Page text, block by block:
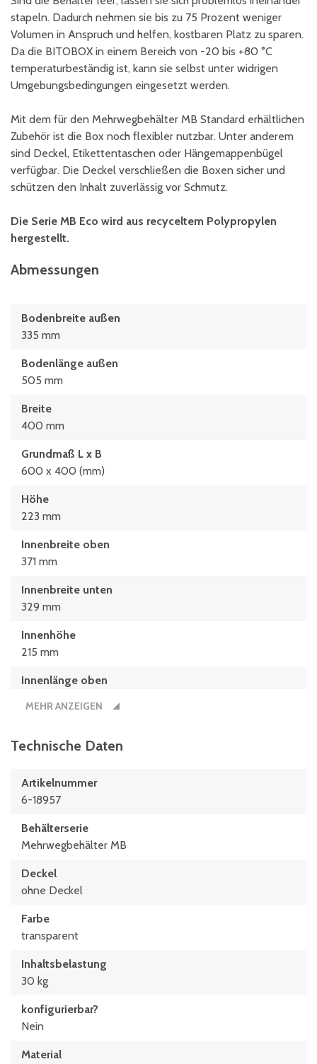
stapeln. Dadurch nehmen sie bis zu 75 Prozent weniger
Volumen in Anspruch und helfen, kostbaren Platz zu sparen.
Da die BITOBOX in einem Bereich von -20 bis +80 °C
temperaturbeständig ist, kann sie selbst unter widrigen
Umgebungsbedingungen eingesetzt werden.
Mit dem für den Mehrwegbehälter MB Standard erhältlichen
Zubehör ist die Box noch flexibler nutzbar. Unter anderem
sind Deckel, Etikettentaschen oder Hängemappenbügel
verfügbar. Die Deckel verschließen die Boxen sicher und
schützen den Inhalt zuverlässig vor Schmutz.
Die Serie MB Eco wird aus recyceltem Polypropylen
hergestellt.
Abmessungen
Bodenbreite außen
335 mm
Bodenlänge außen
505 mm
Breite
400 mm
Grundmaß L x B
600 x 400 (mm)
Höhe
223 mm
Innenbreite oben
371 mm
Innenbreite unten
329 mm
Innenhöhe
215 mm
Innenlänge oben
498 mm
600 mm
MEHR ANZEIGEN
Technische Daten
Artikelnummer
6-18957
Behälterserie
Mehrwegbehälter MB
Deckel
ohne Deckel
Farbe
transparent
Inhaltsbelastung
30 kg
konfigurierbar?
Nein
Material